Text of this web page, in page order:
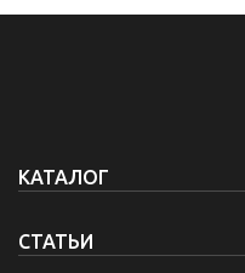
КАТАЛОГ
СТАТЬИ